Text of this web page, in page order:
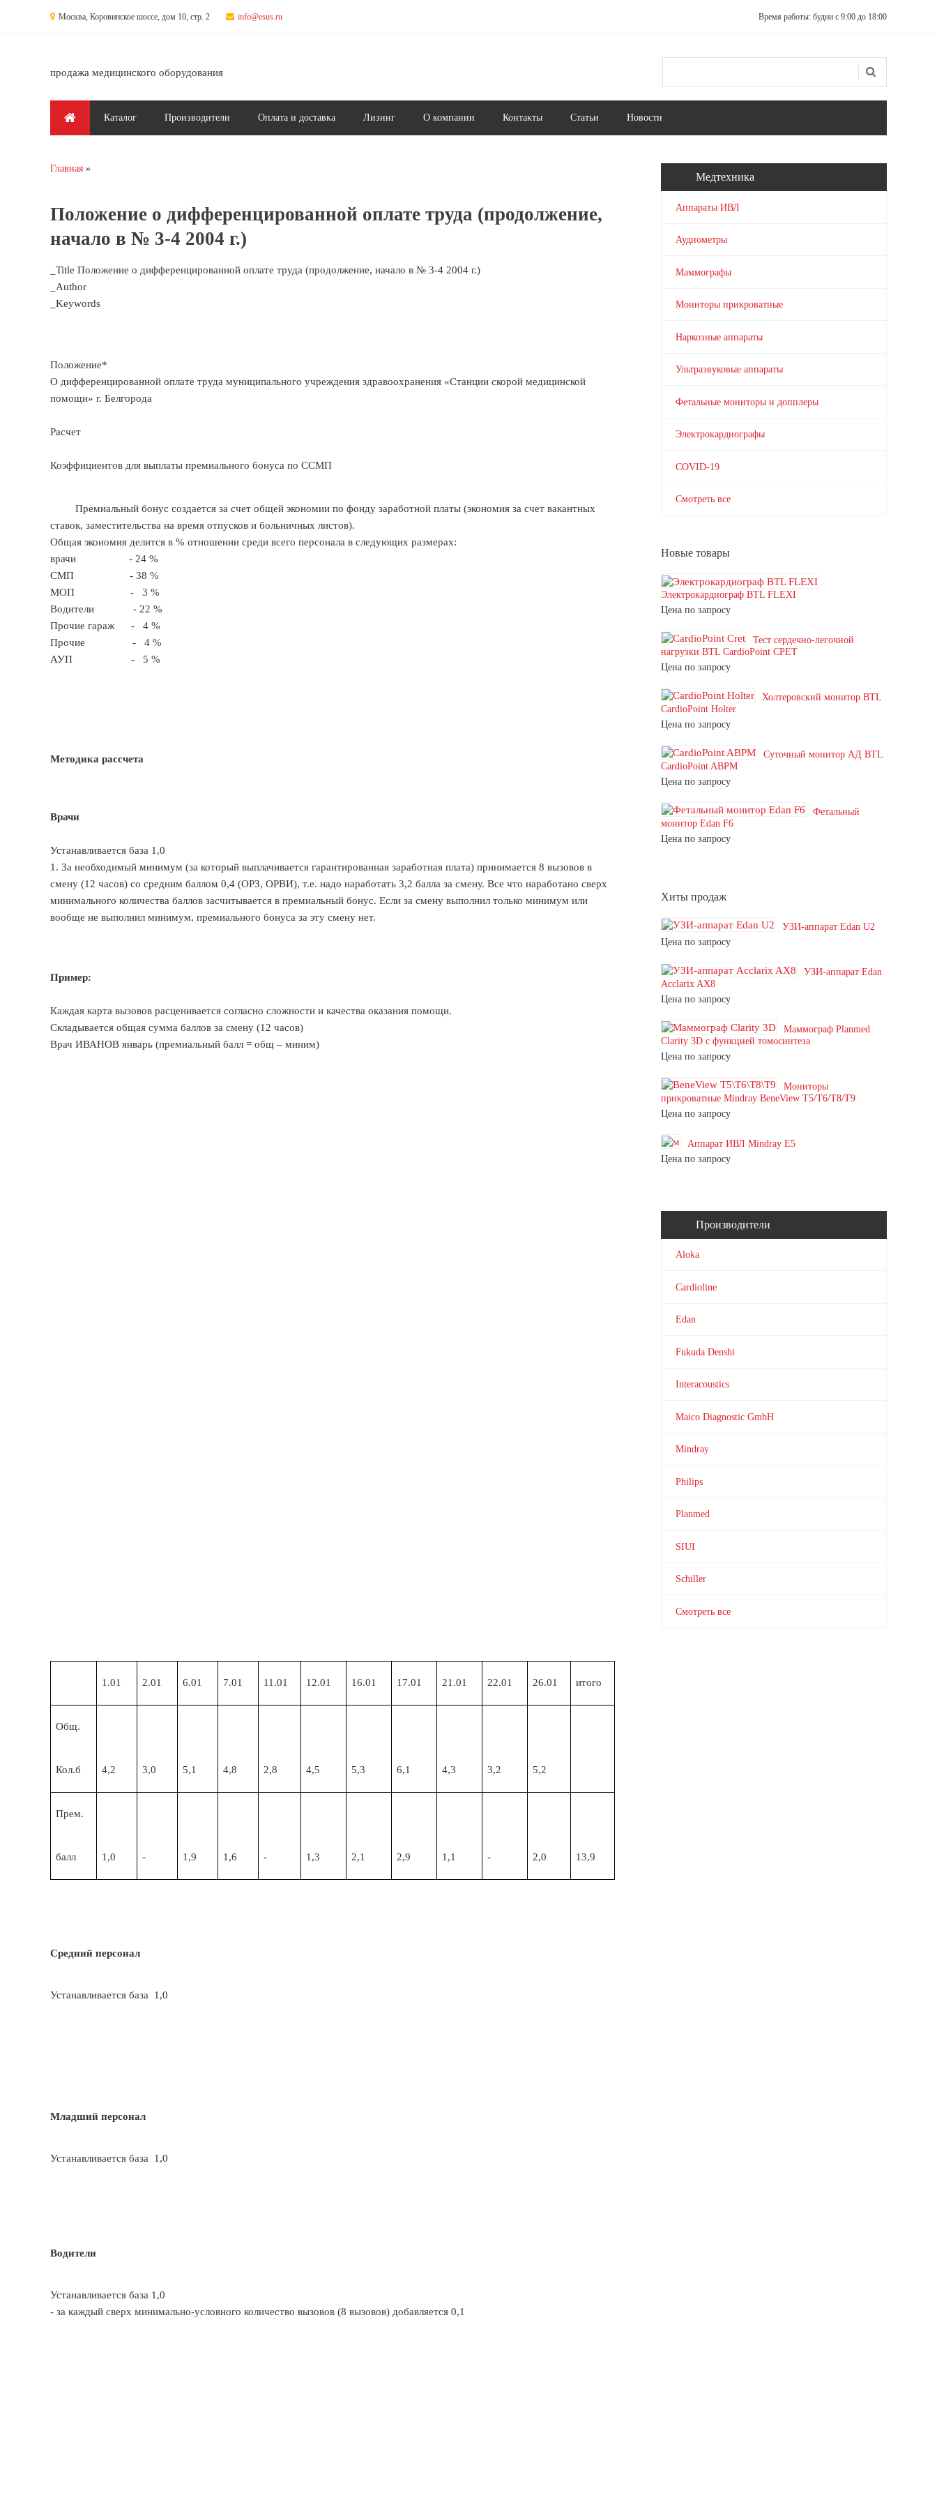
Москва, Коровинское шоссе, дом 10, стр. 2 info@esus.ru Время работы: будни с 9:00 до 18:00
продажа медицинского оборудования
Главное менюКаталог Производители Оплата и доставка Лизинг О компании Контакты Статьи Новости
Вы здесь
Главная
Положение о дифференцированной оплате труда (продолжение,
начало в № 3-4 2004 г.)
_Title Положение о дифференцированной оплате труда (продолжение, начало в № 3-4 2004 г.)
_Author
_Keywords
Положение*
О дифференцированной оплате труда муниципального учреждения здравоохранения «Станции скорой медицинской
помощи» г. Белгорода
Расчет
Коэффициентов для выплаты премиального бонуса по ССМП
Премиальный бонус создается за счет общей экономии по фонду заработной платы (экономия за счет вакантных
ставок, заместительства на время отпусков и больничных листов).
Общая экономия делится в % отношении среди всего персонала в следующих размерах:
врачи - 24 %
СМП - 38 %
МОП - 3 %
Водители - 22 %
Прочие гараж - 4 %
Прочие - 4 %
АУП - 5 %
Методика рассчета
Врачи
Устанавливается база 1,0
1. За необходимый минимум (за который выплачивается гарантированная заработная плата) принимается 8 вызовов в
смену (12 часов) со средним баллом 0,4 (ОРЗ, ОРВИ), т.е. надо наработать 3,2 балла за смену. Все что наработано сверх
минимального количества баллов засчитывается в премиальный бонус. Если за смену выполнил только минимум или
вообще не выполнил минимум, премиального бонуса за эту смену нет.
Пример:
Каждая карта вызовов расценивается согласно сложности и качества оказания помощи.
Складывается общая сумма баллов за смену (12 часов)
Врач ИВАНОВ январь (премиальный балл = общ – миним)
1.01 2.01 6.01 7.01 11.01 12.01 16.01 17.01 21.01 22.01 26.01 итого
Общ.
Кол.б 4,2 3,0 5,1 4,8 2,8 4,5 5,3 6,1 4,3 3,2 5,2
Прем.
балл 1,0 - 1,9 1,6 - 1,3 2,1 2,9 1,1 - 2,0 13,9
Средний персонал
Устанавливается база 1,0
Младший персонал
Устанавливается база 1,0
Водители
Устанавливается база 1,0
- за каждый сверх минимально-условного количество вызовов (8 вызовов) добавляется 0,1
Медтехника
Аппараты ИВЛ
Аудиометры
Маммографы
Мониторы прикроватные
Наркозные аппараты
Ультразвуковые аппараты
Фетальные мониторы и допплеры
Электрокардиографы
COVID-19
Смотреть все
Новые товары
Электрокардиограф BTL FLEXI
Цена по запросу
Тест сердечно-легочной
нагрузки BTL CardioPoint CPET
Цена по запросу
Холтеровский монитор BTL
CardioPoint Holter
Цена по запросу
Суточный монитор АД BTL
CardioPoint ABPM
Цена по запросу
Фетальный
монитор Edan F6
Цена по запросу
Хиты продаж
УЗИ-аппарат Edan U2
Цена по запросу
УЗИ-аппарат Edan
Acclarix AX8
Цена по запросу
Маммограф Planmed
Clarity 3D с функцией томосинтеза
Цена по запросу
Мониторы
прикроватные Mindray BeneView T5/T6/T8/T9
Цена по запросу
Аппарат ИВЛ Mindray E5
Цена по запросу
Производители
Aloka
Cardioline
Edan
Fukuda Denshi
Interacoustics
Maico Diagnostic GmbH
Mindray
Philips
Planmed
SIUI
Schiller
Смотреть все